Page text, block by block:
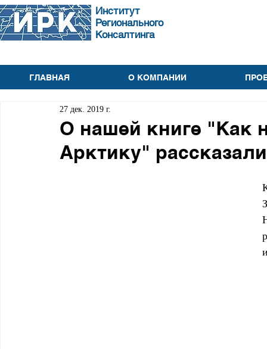
Институт
Регионального
Консалтинга
ГЛАВНАЯ О КОМПАНИИ
О нашей книге "Как
Арктику"
27 дек. 2019 г.